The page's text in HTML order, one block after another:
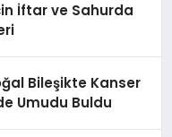
İftar ve Sahurda
Bileşikte Kanser
Umudu Buldu